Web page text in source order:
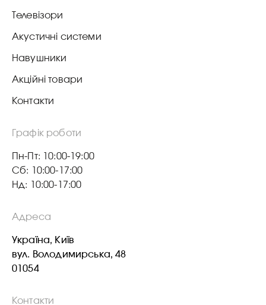
Телевізори
Акустичні системи
Навушники
Акційні товари
Контакти
Графік роботи
Пн-Пт: 10:00-19:00
Сб: 10:00-17:00
Нд: 10:00-17:00
Адреса
Україна, Київ
вул. Володимирська, 48
01054
Контакти